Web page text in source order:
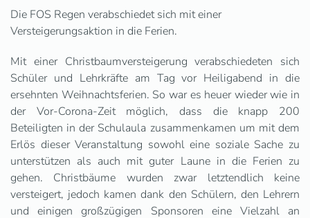
Die FOS Regen verabschiedet sich mit einer
Versteigerungsaktion in die Ferien.
Mit einer Christbaumversteigerung verabschiedeten sich
Schüler und Lehrkräfte am Tag vor Heiligabend in die
ersehnten Weihnachtsferien. So war es heuer wieder wie in
der Vor-Corona-Zeit möglich, dass die knapp 200
Beteiligten in der Schulaula zusammenkamen um mit dem
Erlös dieser Veranstaltung sowohl eine soziale Sache zu
unterstützen als auch mit guter Laune in die Ferien zu
gehen. Christbäume wurden zwar letztendlich keine
versteigert, jedoch kamen dank den Schülern, den Lehrern
und einigen großzügigen Sponsoren eine Vielzahl an